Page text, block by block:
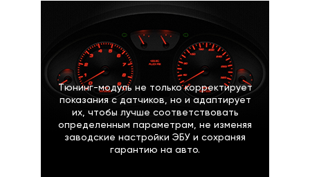
Тюнинг-модуль не только корректирует
показания с датчиков, но и адаптирует
их, чтобы лучше соответствовать
определенным параметрам, не изменяя
заводские настройки ЭБУ и сохраняя
гарантию на авто.